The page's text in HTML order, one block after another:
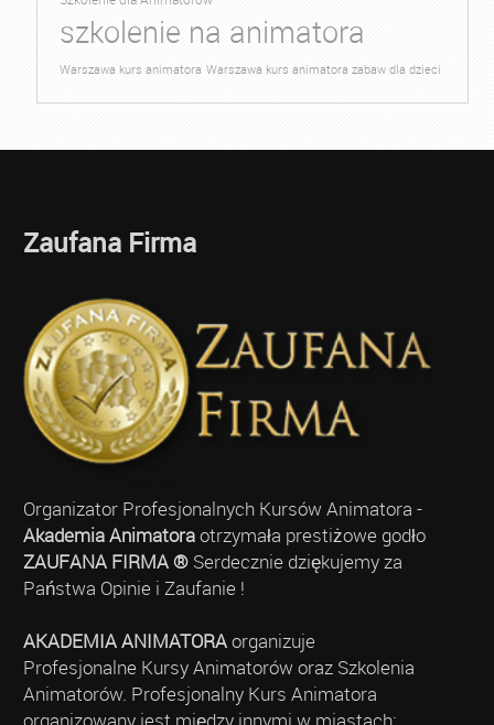
szkolenie na animatora
Warszawa kurs animatora Warszawa kurs animatora zabaw dla dzieci
Zaufana Firma
Organizator Profesjonalnych Kursów Animatora -
Akademia Animatoraotrzymała prestiżowe godło
ZAUFANA FIRMA ®Serdecznie dziękujemy za
Państwa Opinie i Zaufanie !
AKADEMIA ANIMATORAorganizuje
Profesjonalne Kursy Animatorów oraz Szkolenia
Animatorów. Profesjonalny Kurs Animatora
organizowany jest między innymi w miastach: